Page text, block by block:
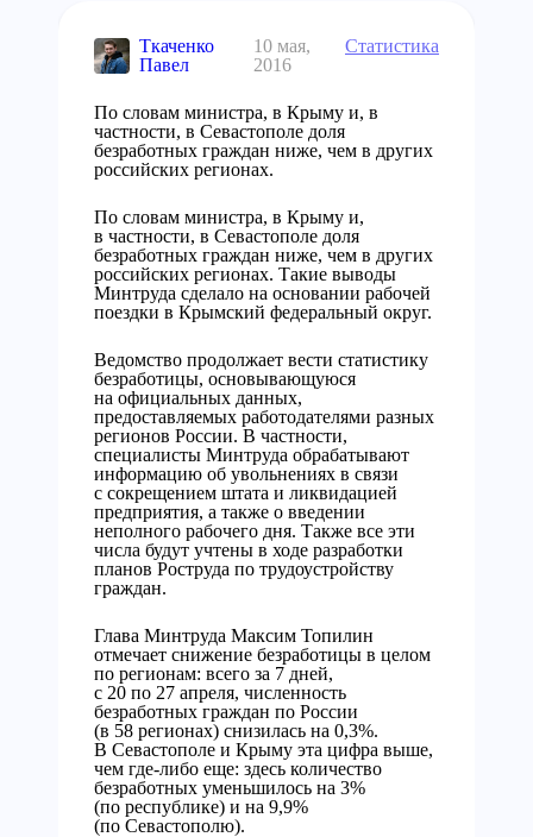
Ткаченко
Павел
10 мая,
2016
Статистика
По словам министра, в Крыму и, в
частности, в Севастополе доля
безработных граждан ниже, чем в других
российских регионах.
По словам министра, в Крыму и,
в частности, в Севастополе доля
безработных граждан ниже, чем в других
российских регионах. Такие выводы
Минтруда сделало на основании рабочей
поездки в Крымский федеральный округ.
Ведомство продолжает вести статистику
безработицы, основывающуюся
на официальных данных,
предоставляемых работодателями разных
регионов России. В частности,
специалисты Минтруда обрабатывают
информацию об увольнениях в связи
с сокрещением штата и ликвидацией
предприятия, а также о введении
неполного рабочего дня. Также все эти
числа будут учтены в ходе разработки
планов Роструда по трудоустройству
граждан.
Глава Минтруда Максим Топилин
отмечает снижение безработицы в целом
по регионам: всего за 7 дней,
с 20 по 27 апреля, численность
безработных граждан по России
(в 58 регионах) снизилась на 0,3%.
В Севастополе и Крыму эта цифра выше,
чем где-либо еще: здесь количество
безработных уменьшилось на 3%
(по республике) и на 9,9%
(по Севастополю).